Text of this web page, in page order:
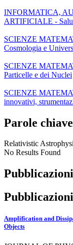
INFORMATICA,
ARTIFICIALE -
SCIENZE
Cosmologia e
SCIENZE
Particelle e dei Nuclei
SCIENZE
innovativi,
Parole chiave
Relativistic
No Results Found
Pubblicazioni
Pubblicazioni
Amplification and
Objects